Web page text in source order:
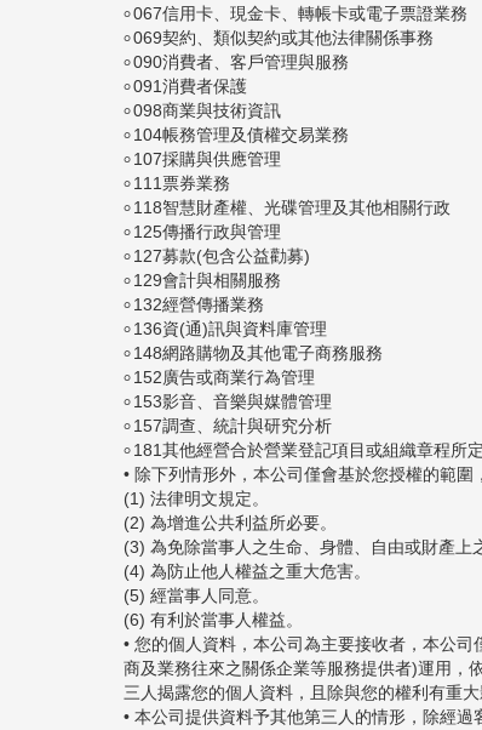
৹ 067信用卡、現金卡、轉帳卡或電子票證業務
৹ 069契約、類似契約或其他法律關係事務
৹ 090消費者、客戶管理與服務
৹ 091消費者保護
৹ 098商業與技術資訊
৹ 104帳務管理及債權交易業務
৹ 107採購與供應管理
৹ 111票券業務
৹ 118智慧財產權、光碟管理及其他相關行政
৹ 125傳播行政與管理
৹ 127募款(包含公益勸募)
৹ 129會計與相關服務
৹ 132經營傳播業務
৹ 136資(通)訊與資料庫管理
৹ 148網路購物及其他電子商務服務
৹ 152廣告或商業行為管理
৹ 153影音、音樂與媒體管理
৹ 157調查、統計與研究分析
৹ 181其他經營合於營業登記項目或組織章程所
• 除下列情形外，本公司僅會基於您授權的範
(1) 法律明文規定。
(2) 為增進公共利益所必要。
(3) 為免除當事人之生命、身體、自由或財產上
(4) 為防止他人權益之重大危害。
(5) 經當事人同意。
(6) 有利於當事人權益。
• 您的個人資料，本公司為主要接收者，本公
商及業務往來之關係企業等服務提供者)運用，
三人揭露您的個人資料，且除與您的權利有重
• 本公司提供資料予其他第三人的情形，除經過